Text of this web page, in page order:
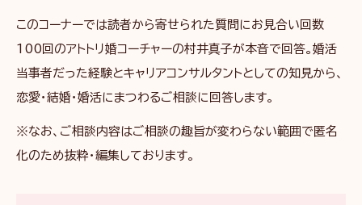
このコーナーでは読者から寄せられた質問にお見合い回数
100回のアトトリ婚コーチャーの村井真子が本音で回答。婚活
当事者だった経験とキャリアコンサルタントとしての知見から、
恋愛・結婚・婚活にまつわるご相談に回答します。
※なお、ご相談内容はご相談の趣旨が変わらない範囲で匿名
化のため抜粋・編集しております。